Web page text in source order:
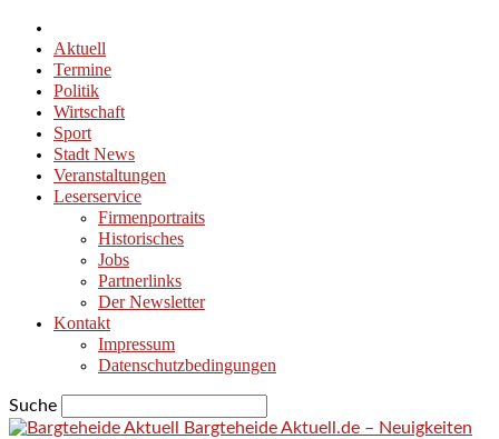
Aktuell
Termine
Politik
Wirtschaft
Sport
Stadt News
Veranstaltungen
Leserservice
Firmenportraits
Historisches
Jobs
Partnerlinks
Der Newsletter
Kontakt
Impressum
Datenschutzbedingungen
Suche
Bargteheide Aktuell.de – Neuigkeiten